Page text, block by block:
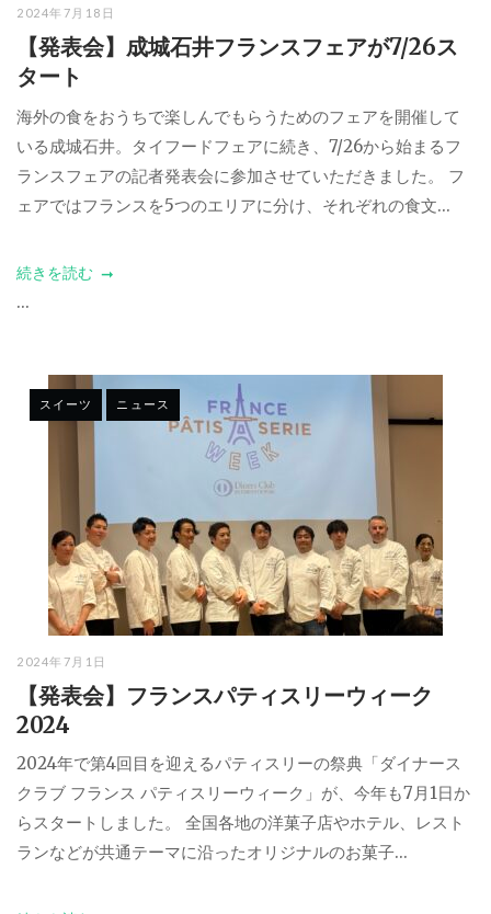
2024年7月18日
【発表会】成城石井フランスフェアが7/26ス
タート
海外の食をおうちで楽しんでもらうためのフェアを開催して
いる成城石井。タイフードフェアに続き、7/26から始まるフ
ランスフェアの記者発表会に参加させていただきました。 フ
ェアではフランスを5つのエリアに分け、それぞれの食文...
続きを読む
...
スイーツ ニュース
2024年7月1日
【発表会】フランスパティスリーウィーク
2024
2024年で第4回目を迎えるパティスリーの祭典「ダイナース
クラブ フランス パティスリーウィーク」が、今年も7月1日か
らスタートしました。 全国各地の洋菓子店やホテル、レスト
ランなどが共通テーマに沿ったオリジナルのお菓子...